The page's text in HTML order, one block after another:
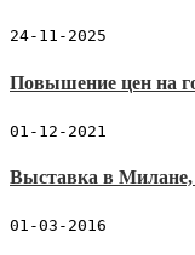
24-11-2025
Повышение цен на
01-12-2021
Выставка в Милане,
01-03-2016